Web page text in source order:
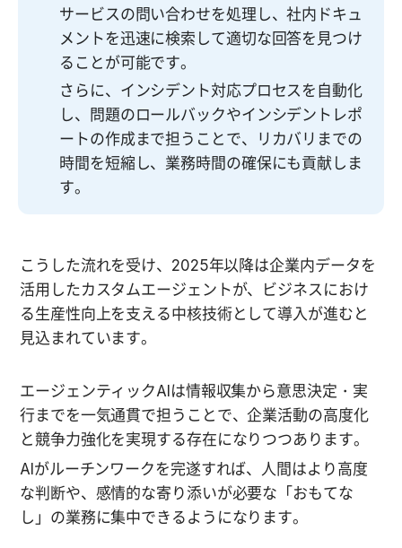
サービスの問い合わせを処理し、社内ドキュ
メントを迅速に検索して適切な回答を見つけ
ることが可能です。
さらに、インシデント対応プロセスを自動化
し、問題のロールバックやインシデントレポ
ートの作成まで担うことで、リカバリまでの
時間を短縮し、業務時間の確保にも貢献しま
す。
こうした流れを受け、2025年以降は企業内データを
活用したカスタムエージェントが、ビジネスにおけ
る生産性向上を支える中核技術として導入が進むと
見込まれています。
エージェンティックAIは情報収集から意思決定・実
行までを一気通貫で担うことで、企業活動の高度化
と競争力強化を実現する存在になりつつあります。
AIがルーチンワークを完遂すれば、人間はより高度
な判断や、感情的な寄り添いが必要な「おもてな
し」の業務に集中できるようになります。